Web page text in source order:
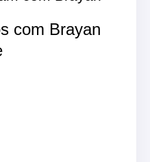
com Brayan